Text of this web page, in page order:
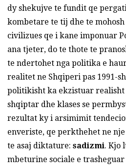
dy shekujve te fundit qe
kombetare te tij dhe te
civilizues qe i kane imponuar
ana tjeter, do te thote te
te ndertohet nga politika e
realitet ne Shqiperi pas 1991-
politikisht ka ekzistuar
shqiptar dhe klases se
rezultat ky i arsimimit
enveriste, qe perkthehet ne
te asaj diktature: sadizmi. Kjo
mbeturine sociale e trasheguar